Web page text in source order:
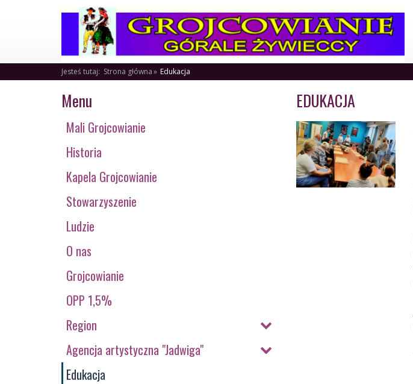
Jesteś tutaj: Strona główna Edukacja
Menu
Mali Grojcowianie
Historia
Kapela Grojcowianie
Stowarzyszenie
Ludzie
O nas
Grojcowianie
OPP 1,5%
Region
Agencja artystyczna "Jadwiga"
Edukacja
EDUKACJA